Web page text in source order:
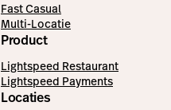
Fast Casual
Multi-Locatie
Product
Lightspeed Restaurant
Lightspeed Payments
Locaties